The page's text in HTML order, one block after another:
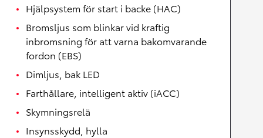
Hjälpsystem för start i backe (HAC)
Bromsljus som blinkar vid kraftig
inbromsning för att varna bakomvarande
fordon (EBS)
Dimljus, bak LED
Farthållare, intelligent aktiv (iACC)
Skymningsrelä
Insynsskydd, hylla